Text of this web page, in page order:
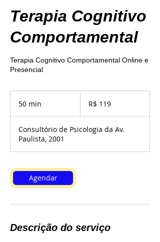
Terapia Cognitivo
Comportamental
Terapia Cognitivo Comportamental Online e
Presencial
50 min
i
n
brasileiros
R$ 119
Consultório de Psicologia da Av.
Paulista, 2001
Agendar
Descrição do serviço